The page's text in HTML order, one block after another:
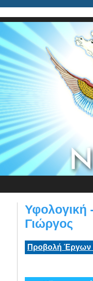
Υφολογική
Γιώργος
Προβολή Έργων